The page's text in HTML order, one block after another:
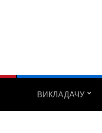
ВИКЛАДАЧУ